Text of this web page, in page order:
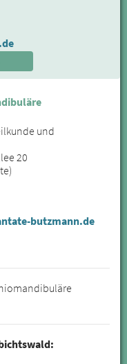
und
20
butzmann.de